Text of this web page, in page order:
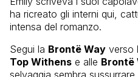
ha ricreato gli interni qui,
intensa del romanzo.
Segui la Brontë Way verso
Top Withens e alle Brontë
selvaggia sembra